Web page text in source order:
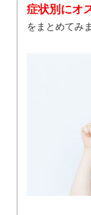
症状別にオ
をまとめてみ